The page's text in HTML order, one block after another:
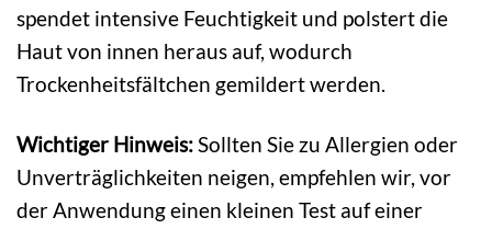
spendet intensive Feuchtigkeit und polstert die
Haut von innen heraus auf, wodurch
Trockenheitsfältchen gemildert werden.
Wichtiger Hinweis:Sollten Sie zu Allergien oder
Unverträglichkeiten neigen, empfehlen wir, vor
der Anwendung einen kleinen Test auf einer